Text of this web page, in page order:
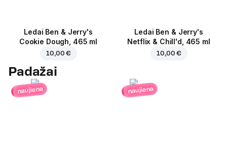
Ledai Ben & Jerry's
Cookie Dough, 465 ml
10,00 €
Ledai Ben & Jerry's
Netflix & Chill'd, 465 ml
10,00 €
Padažai
naujiena naujiena